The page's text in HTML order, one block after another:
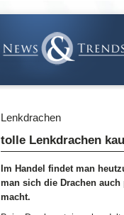
Lenkdrachen
tolle Lenkdrachen
Im Handel findet man
man sich die Drachen
macht.